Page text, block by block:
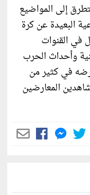
إلى المواضيع
البعيدة عن كرة
في القنوات
وأحداث الحرب
في كثير من
المعارضين